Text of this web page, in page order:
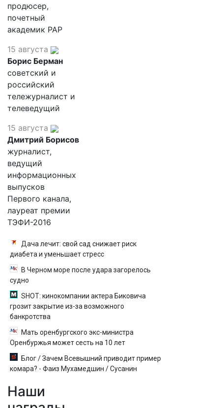
продюсер,
почетный
академик РАР
15 августа
Борис Берман
советский и
российский
тележурналист и
телеведущий
15 августа
Дмитрий Борисов
журналист,
ведущий
информационных
выпусков
Первого канала,
лауреат премии
ТЭФИ-2016
Дача лечит: свой сад снижает риск
диабета и уменьшает стресс
В Черном море после удара загорелось
судно
SHOT: кинокомпании актера Биковича
грозит закрытие из-за возможного
банкротства
Мать оренбургского экс-министра
Оренбуржья может сесть на 10 лет
Блог / Зачем Всевышний приводит пример
комара? - Фаиз Мухамедшин / Сусанин
Наши